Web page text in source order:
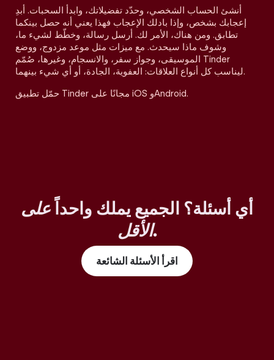
أنشئ الحساب الشخصي، وحدّد تفضيلاتك، وابدأ السحبات. أبدِ
إعجابك بشخص، وإذا بادلك الإعجاب فهذا يعني أنه حصل بينكما
تطابق. ومن هناك، الأمر لك. أرسل رسالة، وخطّط لشيء ما،
وشوف ماذا سيحدث. مع ميزات مثل موعد مزدوج، ووضع
الموسيقى، وجواز سفر، والانسجام، وغيرها، صُمّم Tinder
ليناسب كل أنواع العلاقات: العفوية، الجادة، أو أي شيء بينهما.
حمّل تطبيق Tinder مجانًا على iOS وAndroid.
أي أسئلة؟ الجميع يملك واحداً على
الأقل.
اقرأ الأسئلة الشائعة